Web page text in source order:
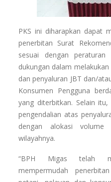
PKS ini diharapkan dapat
penerbitan Surat
sesuai dengan peraturan
dukungan dalam
dan penyaluran JBT dan/
Konsumen Pengguna
yang diterbitkan. Selain
pengendalian atas
dengan alokasi volume
wilayahnya.
“BPH Migas telah
mempermudah